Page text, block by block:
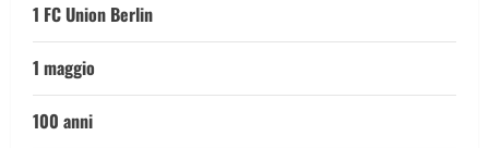
1 FC Union Berlin
1 maggio
100 anni